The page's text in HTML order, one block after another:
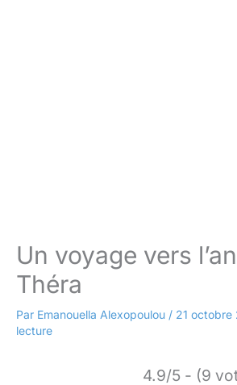
Un voyage vers
Théra
Par Emanouella Alexopoulou / 21 octobre
lecture
4.9/5 - (9